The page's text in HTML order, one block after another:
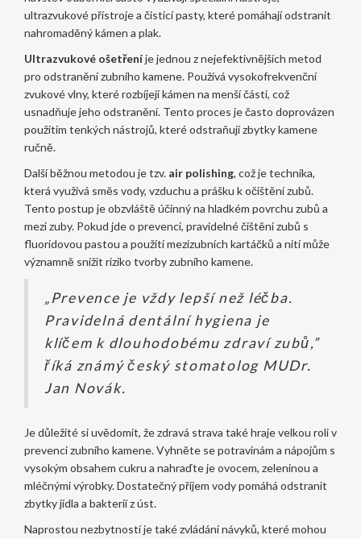
ultrazvukové přístroje a čisticí pasty, které pomáhají odstranit
nahromaděný kámen a plak.
Ultrazvukové ošetřeníje jednou z nejefektivnějších metod
pro odstranění zubního kamene. Používá vysokofrekvenční
zvukové vlny, které rozbíjejí kámen na menší části, což
usnadňuje jeho odstranění. Tento proces je často doprovázen
použitím tenkých nástrojů, které odstraňují zbytky kamene
ručně.
Další běžnou metodou je tzv. air polishing, což je technika,
která využívá směs vody, vzduchu a prášku k očištění zubů.
Tento postup je obzvláště účinný na hladkém povrchu zubů a
mezi zuby. Pokud jde o prevenci, pravidelné čištění zubů s
fluoridovou pastou a použití mezizubních kartáčků a nití může
významně snížit riziko tvorby zubního kamene.
„Prevence je vždy lepší než léčba.
Pravidelná dentální hygiena je
klíčem k dlouhodobému zdraví zubů,”
říká známý český stomatolog MUDr.
Jan Novák.
Je důležité si uvědomit, že zdravá strava také hraje velkou roli v
prevenci zubního kamene. Vyhněte se potravinám a nápojům s
vysokým obsahem cukru a nahraďte je ovocem, zeleninou a
mléčnými výrobky. Dostatečný příjem vody pomáhá odstranit
zbytky jídla a bakterií z úst.
Naprostou nezbytností je také zvládání návyků, které mohou